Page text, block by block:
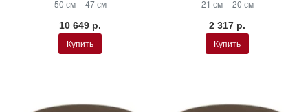
50 см 47 см
10 649 р.
Купить
21 см 20 см
2 317 р.
Купить